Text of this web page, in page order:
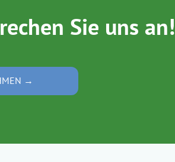
Sie uns an!
→